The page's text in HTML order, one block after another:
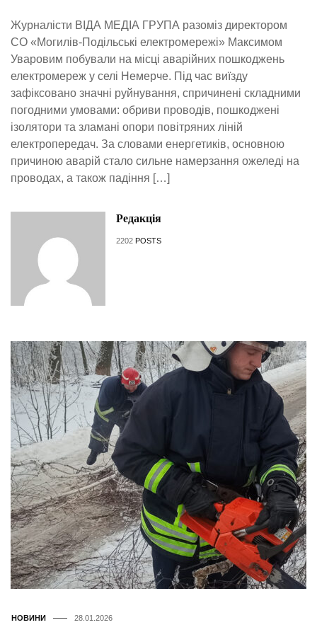
Журналісти ВІДА МЕДІА ГРУПА разоміз директором
СО «Могилів-Подільські електромережі» Максимом
Уваровим побували на місці аварійних пошкоджень
електромереж у селі Немерче. Під час виїзду
зафіксовано значні руйнування, спричинені складними
погодними умовами: обриви проводів, пошкоджені
ізолятори та зламані опори повітряних ліній
електропередач. За словами енергетиків, основною
причиною аварій стало сильне намерзання ожеледі на
проводах, а також падіння […]
Редакція
2202 POSTS
НОВИНИ 28.01.2026